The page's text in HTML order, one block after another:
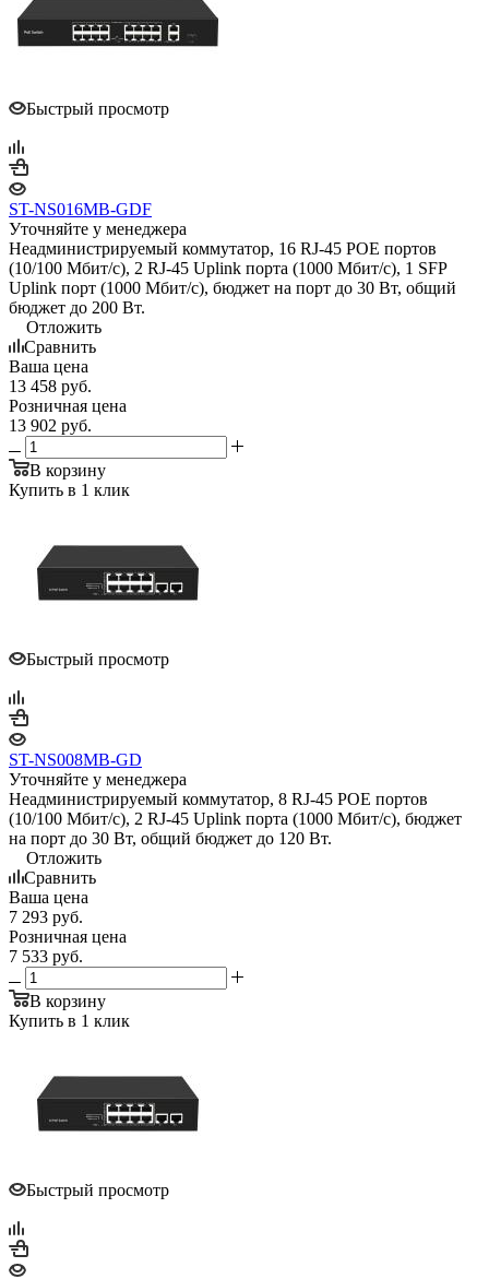
Быстрый просмотр
ST-NS016MB-GDF
Уточняйте у менеджера
Неадминистрируемый коммутатор, 16 RJ-45 POE портов
(10/100 Мбит/с), 2 RJ-45 Uplink порта (1000 Мбит/с), 1 SFP
Uplink порт (1000 Мбит/с), бюджет на порт до 30 Вт, общий
бюджет до 200 Вт.
Отложить
Сравнить
Ваша цена
13 458 руб.
Розничная цена
13 902 руб.
В корзину
Купить в 1 клик
Быстрый просмотр
ST-NS008MB-GD
Уточняйте у менеджера
Неадминистрируемый коммутатор, 8 RJ-45 POE портов
(10/100 Мбит/с), 2 RJ-45 Uplink порта (1000 Мбит/с), бюджет
на порт до 30 Вт, общий бюджет до 120 Вт.
Отложить
Сравнить
Ваша цена
7 293 руб.
Розничная цена
7 533 руб.
В корзину
Купить в 1 клик
Быстрый просмотр